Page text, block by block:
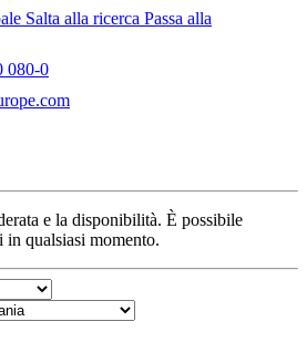
Salta alla ricerca Passa alla
080-0
e la disponibilità. È possibile
qualsiasi momento.